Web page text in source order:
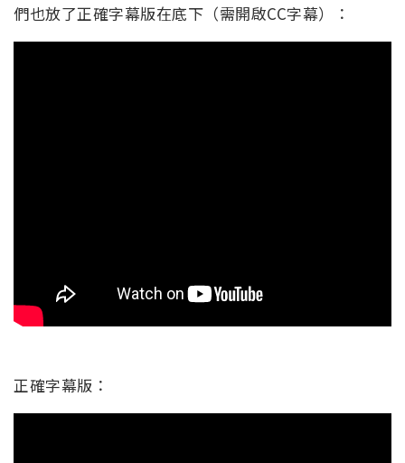
們也放了正確字幕版在底下（需開啟CC字幕）：
正確字幕版：